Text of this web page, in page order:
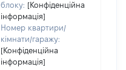
блоку: [Конфіденційна
інформація]
Номер квартири/
кімнати/гаражу:
[Конфіденційна
інформація]